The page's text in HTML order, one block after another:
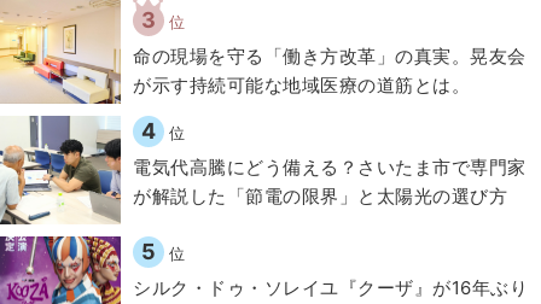
3 位
​命の現場を守る「働き方改革」の真実。晃友会
が示す持続可能な地域医療の道筋とは。
4 位
電気代高騰にどう備える？さいたま市で専門家
が解説した「節電の限界」と太陽光の選び方
5 位
シルク・ドゥ・ソレイユ『クーザ』が16年ぶり